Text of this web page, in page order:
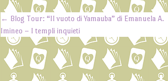
Post navigation
← Blog Tour: “Il vuoto di Yamauba” di Emanuela A.
Imineo – I templi inquieti